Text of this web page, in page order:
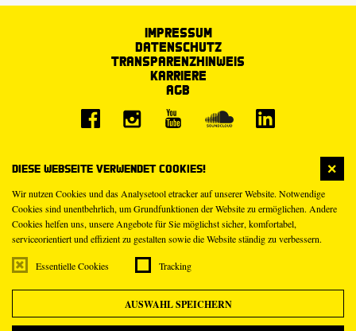
Diese Webseite verwendet Cookies!
Wir nutzen Cookies und das Analysetool etracker auf unserer Website. Notwendige
Cookies sind unentbehrlich, um Grundfunktionen der Website zu ermöglichen. Andere
Cookies helfen uns, unsere Angebote für Sie möglichst sicher, komfortabel,
serviceorientiert und effizient zu gestalten sowie die Website ständig zu verbessern.
Essentielle Cookies Tracking
AUSWAHL SPEICHERN
Impressum
Datenschutz
Transparenzhinweis
Karriere
AGB